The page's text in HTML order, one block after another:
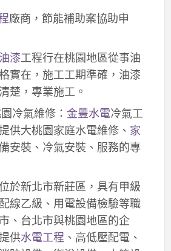
廠商，節能補助案協助申
漆工程行在桃園地區從事油
實在，施工工期準確，油漆
楚，專業施工。
冷氣維修： 金豐水電冷氣工
供大桃園家庭水電維修、 家
安裝、冷氣安裝、服務的專
於新北市新莊區，具有甲級
線乙級、用電設備檢驗等職
、台北市與桃園地區的企
供水電工程 、高低壓配電、